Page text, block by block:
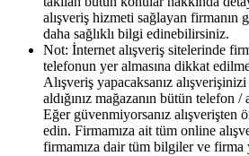
alışveriş hizmeti sağlayan firmanın
daha sağlıklı bilgi edinebilirsiniz.
Not: İnternet alışveriş sitelerinde
telefonun yer almasına dikkat
Alışveriş yapacaksanız
aldığınız mağazanın bütün telefon
Eğer güvenmiyorsanız alışverişten
edin. Firmamıza ait tüm online
firmamıza dair tüm bilgiler ve